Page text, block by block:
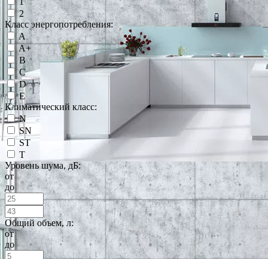
2
Класс энергопотребления:
A
A+
B
C
D
E
Климатический класс:
N
SN
ST
T
Уровень шума, дБ:
от
до
Общий объем, л:
от
до